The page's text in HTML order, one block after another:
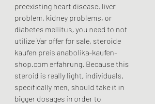
preexisting heart disease, liver
problem, kidney problems, or
diabetes mellitus, you need to not
utilize Var offer for sale, steroide
kaufen preis anabolika-kaufen-
shop.com erfahrung. Because this
steroid is really light, individuals,
specifically men, should take it in
bigger dosages in order to